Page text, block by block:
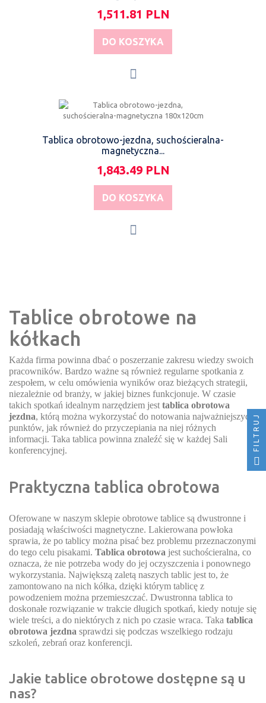
1,511.81 PLN
DO KOSZYKA
Tablica obrotowo-jezdna, suchościeralna-
magnetyczna...
1,843.49 PLN
DO KOSZYKA
Tablice obrotowe na
kółkach
Każda firma powinna dbać o poszerzanie zakresu wiedzy swoich
pracowników. Bardzo ważne są również regularne spotkania z
zespołem, w celu omówienia wyników oraz bieżących strategii,
niezależnie od branży, w jakiej biznes funkcjonuje. W czasie
takich spotkań idealnym narzędziem jest tablica obrotowa
jezdna, którą można wykorzystać do notowania najważniejszych
punktów, jak również do przyczepiania na niej różnych
informacji. Taka tablica powinna znaleźć się w każdej Sali
konferencyjnej.
Praktyczna tablica obrotowa
Oferowane w naszym sklepie obrotowe tablice są dwustronne i
posiadają właściwości magnetyczne. Lakierowana powłoka
sprawia, że po tablicy można pisać bez problemu przeznaczonymi
do tego celu pisakami. Tablica obrotowa jest suchościeralna, co
oznacza, że nie potrzeba wody do jej oczyszczenia i ponownego
wykorzystania. Największą zaletą naszych tablic jest to, że
zamontowano na nich kółka, dzięki którym tablicę z
powodzeniem można przemieszczać. Dwustronna tablica to
doskonałe rozwiązanie w trakcie długich spotkań, kiedy notuje się
wiele treści, a do niektórych z nich po czasie wraca. Taka tablica
obrotowa jezdna sprawdzi się podczas wszelkiego rodzaju
szkoleń, zebrań oraz konferencji.
Jakie tablice obrotowe dostępne są u
nas?
FILTRUJ